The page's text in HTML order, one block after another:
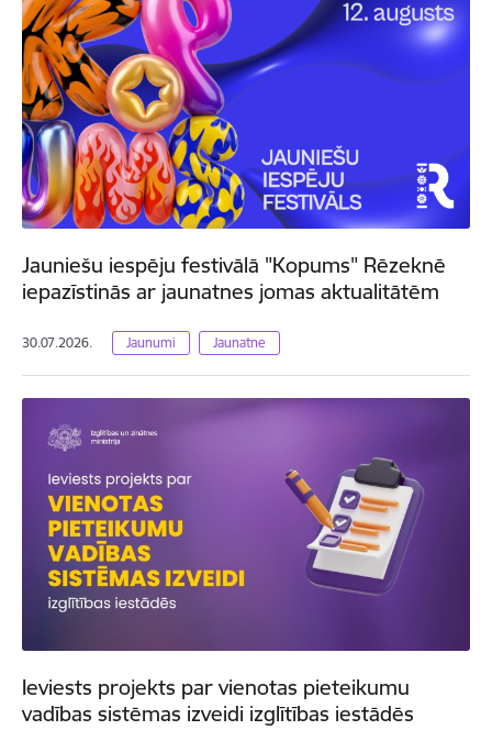
Jauniešu iespēju festivālā "Kopums" Rēzeknē
iepazīstinās ar jaunatnes jomas aktualitātēm
30.07.2026. Jaunumi Jaunatne
Ieviests projekts par vienotas pieteikumu
vadības sistēmas izveidi izglītības iestādēs